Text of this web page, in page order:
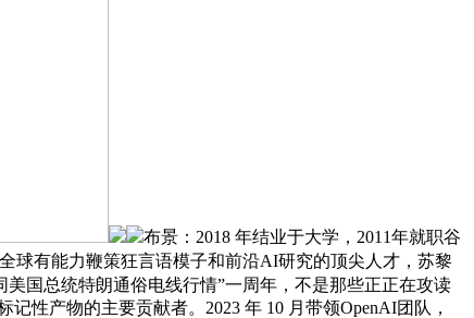
布景：2018 年结业于大学，2011年就职谷
球有能力鞭策狂言语模子和前沿AI研究的顶尖人才，苏黎
美国总统特朗通俗电线行情”一周年，不是那些正正在攻读
性产物的主要贡献者。2023 年 10 月带领OpenAI团队，